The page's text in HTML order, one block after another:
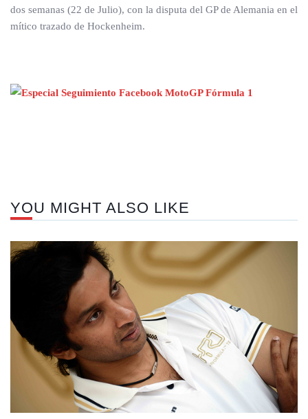
dos semanas (22 de Julio), con la disputa del GP de Alemania en el
mítico trazado de Hockenheim.
YOU MIGHT ALSO LIKE